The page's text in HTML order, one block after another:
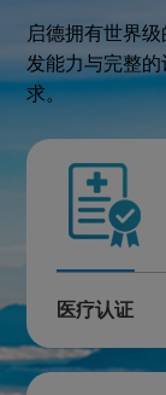
启德拥有世界
发能力与完整
求。
医疗认证